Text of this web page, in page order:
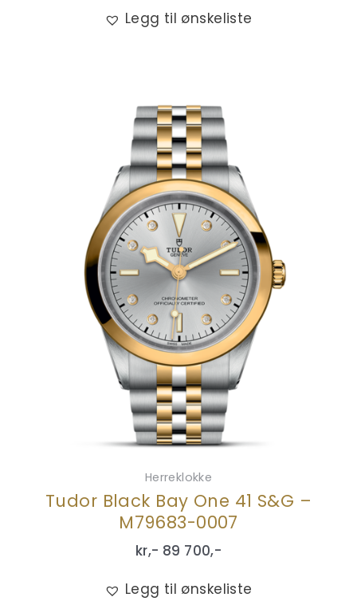
Legg til ønskeliste
Herreklokke
Tudor Black Bay One 41 S&G –
M79683-0007
kr,- 89 700,-
Legg til ønskeliste